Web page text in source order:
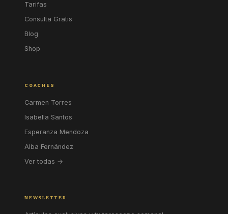
Tarifas
Consulta Gratis
Blog
Shop
COACHES
Carmen Torres
Isabella Santos
Esperanza Mendoza
Alba Fernández
Ver todas →
NEWSLETTER